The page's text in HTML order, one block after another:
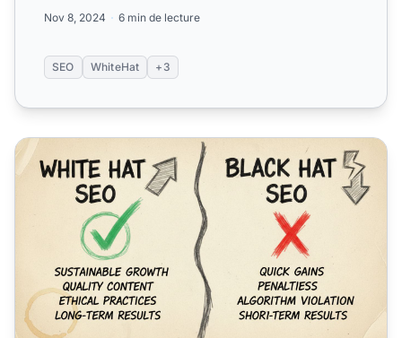
Nov 8, 2024 6 min de lecture
SEO WhiteHat +3
Devriez-vous toujours utiliser le SEO white hat ?